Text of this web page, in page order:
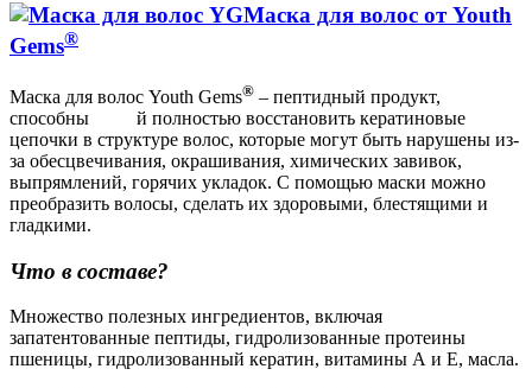
Маска для волос от Youth
Gems®
Маска для волос Youth Gems® – пептидный продукт,
способны й полностью восстановить кератиновые
цепочки в структуре волос, которые могут быть нарушены из-
за обесцвечивания, окрашивания, химических завивок,
выпрямлений, горячих укладок. С помощью маски можно
преобразить волосы, сделать их здоровыми, блестящими и
гладкими.
Что в составе?
Множество полезных ингредиентов, включая
запатентованные пептиды, гидролизованные протеины
пшеницы, гидролизованный кератин, витамины А и Е, масла.